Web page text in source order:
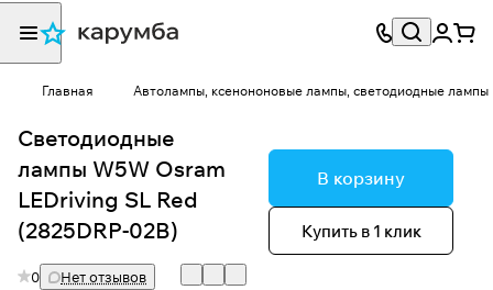
Главная Автолампы, ксенононовые лампы, светодиодные лампы
Светодиодные
лампы W5W Osram
LEDriving SL Red
(2825DRP-02B)
0
Нет отзывов
В корзину
Купить в 1 клик